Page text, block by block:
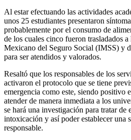
Al estar efectuando las actividades
unos 25 estudiantes presentaron
probablemente por el consumo de
de los cuales cinco fueron trasladados
Mexicano del Seguro Social (IMSS) y
para ser atendidos y valorados.
Resaltó que los responsables de los
activaron el protocolo que se tiene
emergencia como este, siendo positivo
atender de manera inmediata a los
se hará una investigación para tratar de
intoxicación y así poder establecer una
responsable.